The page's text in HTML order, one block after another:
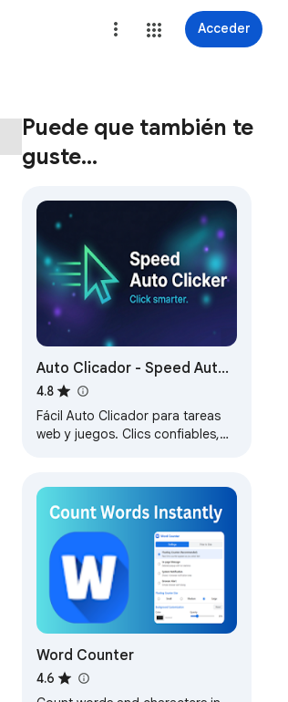
Acceder
Puede que también te
guste…
Auto Clicador - Speed Auto
Clicker
4.8
Fácil Auto Clicador para tareas
web y juegos. Clics confiables,
Word Counter
4.6